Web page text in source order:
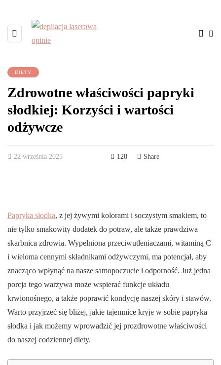
DIETY
Zdrowotne właściwości papryki
słodkiej: Korzyści i wartości
odżywcze
22 września 2025 128 Share
Papryka słodka, z jej żywymi kolorami i soczystym smakiem, to
nie tylko smakowity dodatek do potraw, ale także prawdziwa
skarbnica zdrowia. Wypełniona przeciwutleniaczami, witaminą C
i wieloma cennymi składnikami odżywczymi, ma potencjał, aby
znacząco wpłynąć na nasze samopoczucie i odporność. Już jedna
porcja tego warzywa może wspierać funkcje układu
krwionośnego, a także poprawić kondycję naszej skóry i stawów.
Warto przyjrzeć się bliżej, jakie tajemnice kryje w sobie papryka
słodka i jak możemy wprowadzić jej prozdrowotne właściwości
do naszej codziennej diety.